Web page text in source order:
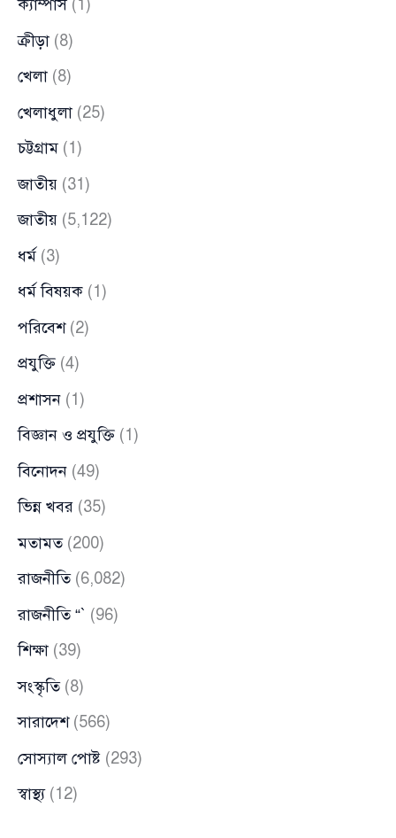
ক্যাম্পাস(1)
ক্রীড়া (8)
খেলা (8)
খেলাধুলা (25)
চট্টগ্রাম (1)
জাতীয় (31)
জাতীয় (5,122)
ধর্ম (3)
ধর্ম বিষয়ক (1)
পরিবেশ(2)
প্রযুক্তি (4)
প্রশাসন (1)
বিজ্ঞান ও প্রযুক্তি (1)
বিনোদন (49)
ভিন্ন খবর (35)
মতামত(200)
রাজনীতি(6,082)
রাজনীতি “` (96)
শিক্ষা (39)
সংস্কৃতি(8)
সারাদেশ(566)
সোস্যাল পোষ্ট (293)
স্বাস্থ্য(12)